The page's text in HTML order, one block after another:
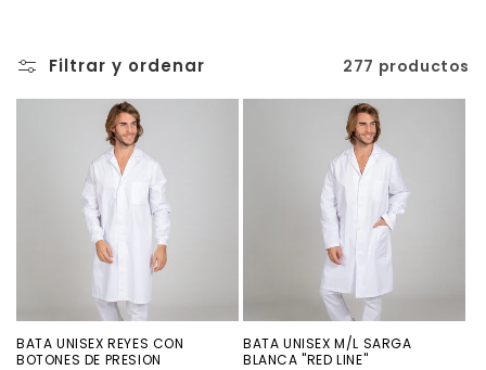
c
c
Filtrar y ordenar 277 productos
BATA UNISEX REYES CON
BOTONES DE PRESION
BATA UNISEX M/L SARGA
BLANCA "RED LINE"